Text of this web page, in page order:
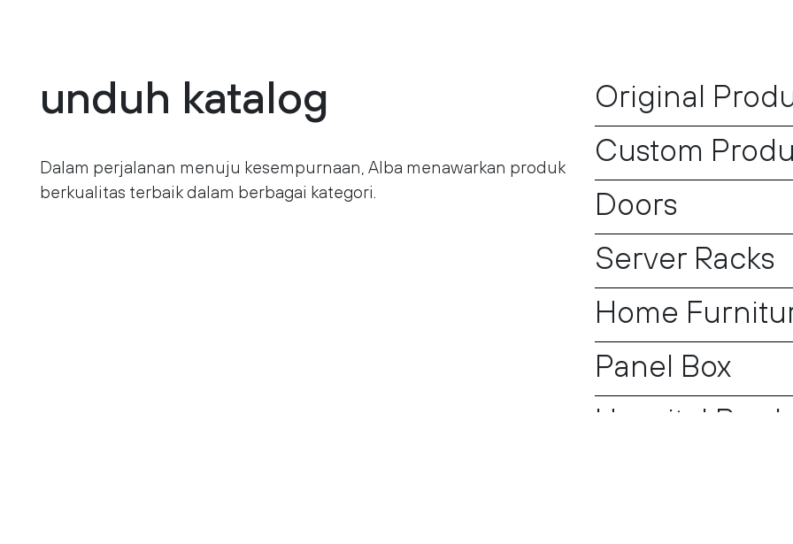
unduh katalog
Dalam perjalanan menuju kesempurnaan, Alba menawarkan produk
berkualitas terbaik dalam berbagai kategori.
Original
Custom
Doors
Server Racks
Home
Panel Box
Hospital